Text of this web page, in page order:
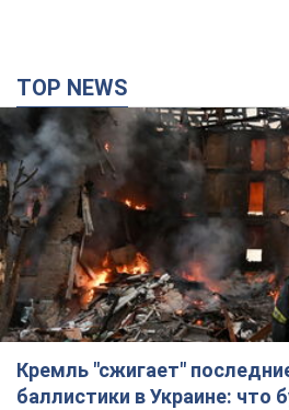
TOP NEWS
Кремль "сжигает"
баллистики в Украине: что